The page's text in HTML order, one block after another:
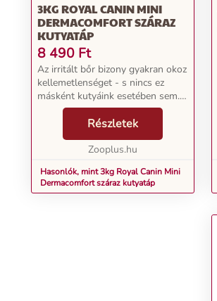
3KG ROYAL CANIN MINI
DERMACOMFORT SZÁRAZ
KUTYATÁP
8 490 Ft
Az irritált bőr bizony gyakran okoz
kellemetlenséget - s nincs ez
másként kutyáink esetében sem.
Tudta, hogy a legtöbbször
bőrproblémákkal fordulnak
állatorvoshoz? Egy érzékeny
viszkető bőrfelület odá...
Részletek
Zooplus.hu
Hasonlók, mint 3kg Royal Canin Mini
Dermacomfort száraz kutyatáp